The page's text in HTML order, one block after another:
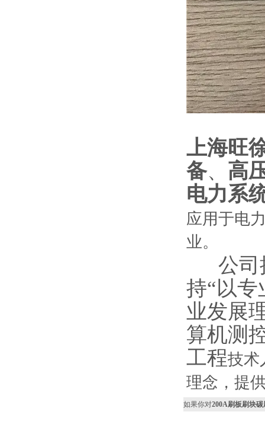
上海旺
备、 高
电力系
应用于电
业。
公司
持“以
业发展
算机测
工程技术
理念，提
如果你对200A刷板刷块碳